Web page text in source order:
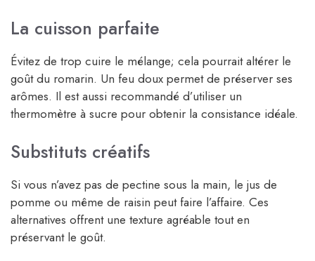
La cuisson parfaite
Évitez de trop cuire le mélange; cela pourrait altérer le
goût du romarin. Un feu doux permet de préserver ses
arômes. Il est aussi recommandé d’utiliser un
thermomètre à sucre pour obtenir la consistance idéale.
Substituts créatifs
Si vous n’avez pas de pectine sous la main, le jus de
pomme ou même de raisin peut faire l’affaire. Ces
alternatives offrent une texture agréable tout en
préservant le goût.